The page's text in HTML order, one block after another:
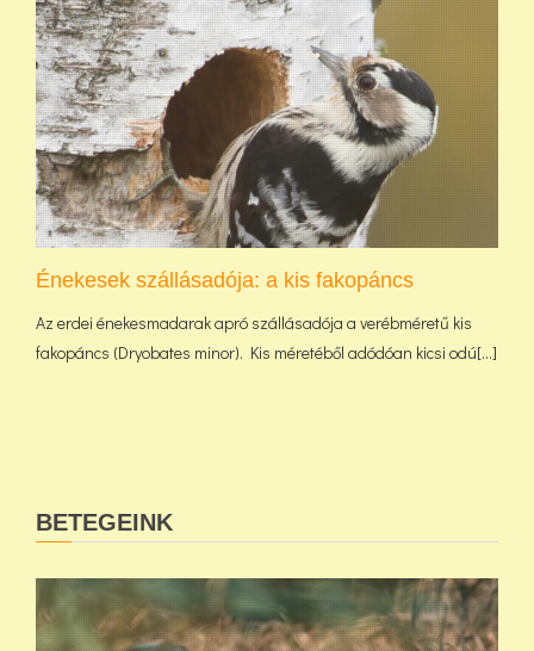
Énekesek szállásadója: a kis fakopáncs
Az erdei énekesmadarak apró szállásadója a verébméretű kis
fakopáncs (Dryobates minor). Kis méretéből adódóan kicsi odú[...]
BETEGEINK